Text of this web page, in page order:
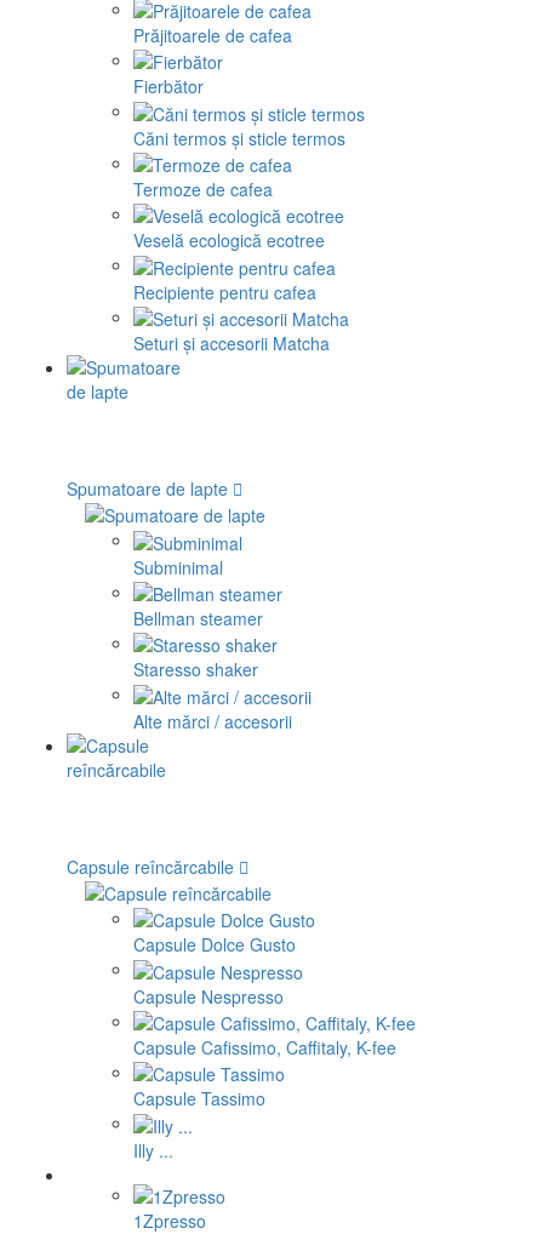
Prăjitoarele de cafea
Fierbător
Căni termos și sticle termos
Termoze de cafea
Veselă ecologică ecotree
Recipiente pentru cafea
Seturi și accesorii Matcha
Spumatoare de lapte
Subminimal
Bellman steamer
Staresso shaker
Alte mărci / accesorii
Capsule reîncărcabile
Capsule Dolce Gusto
Capsule Nespresso
Capsule Cafissimo, Caffitaly, K-fee
Capsule Tassimo
Illy ...
1Zpresso